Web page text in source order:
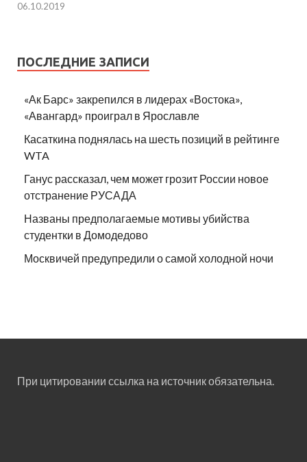
06.10.2019
ПОСЛЕДНИЕ ЗАПИСИ
«Ак Барс» закрепился в лидерах «Востока»,
«Авангард» проиграл в Ярославле
Касаткина поднялась на шесть позиций в рейтинге
WTA
Ганус рассказал, чем может грозит России новое
отстранение РУСАДА
Названы предполагаемые мотивы убийства
студентки в Домодедово
Москвичей предупредили о самой холодной ночи
При цитировании ссылка на источник обязательна.